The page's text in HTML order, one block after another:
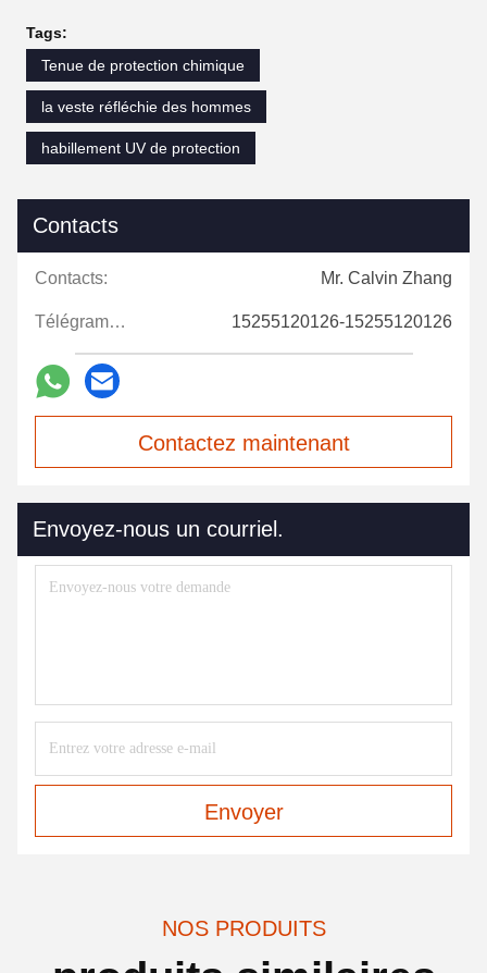
Tags:
Tenue de protection chimique
la veste réfléchie des hommes
habillement UV de protection
Contacts
Contacts: Mr. Calvin Zhang
Télégramme: 15255120126-15255120126
Contactez maintenant
Envoyez-nous un courriel.
Envoyer
NOS PRODUITS